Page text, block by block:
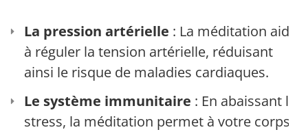
La pression artérielle : La méditation aide
à réguler la tension artérielle, réduisant
ainsi le risque de maladies cardiaques.
Le système immunitaire : En abaissant le
stress, la méditation permet à votre corps